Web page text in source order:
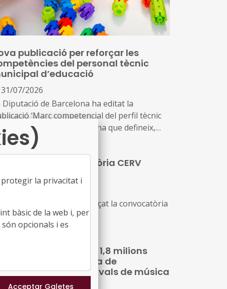
publicació per reforçar les
del personal tècnic
d’educació
31/07/2026
Diputació de Barcelona ha editat la
‘Marc competencial del perfil tècnic
d’educació’, una eina que defineix,
i enforteix el nou rol del personal tècnic
i el seu lideratge en el
i la gestió de les polítiques
locals
obert la convocatòria CERV
Comissió Europea ha llançat la convocatòria
2026.
amplia fins als 1,8 milions
la convocatòria de
per a festivals de música
interès cultural
la privacitat i
bàsic de la web i, per
opcionals i es